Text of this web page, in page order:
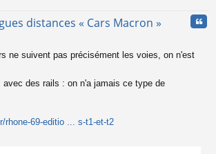
distances « Cars Macron »
ne suivent pas précisément les voies, on n'est
avec des rails : on n'a jamais ce type de
rhone-69-editio ... s-t1-et-t2